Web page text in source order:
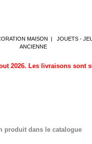
MAISON | JOUETS -
ANCIENNE
2026. Les livraisons
produit dans le catalogue